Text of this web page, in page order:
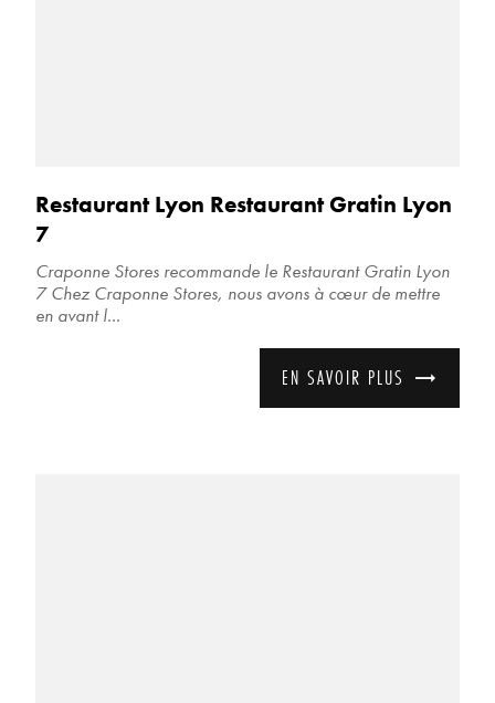
Restaurant Lyon Restaurant Gratin Lyon
7
Craponne Stores recommande le Restaurant Gratin Lyon
7 Chez Craponne Stores, nous avons à cœur de mettre
en avant l...
EN SAVOIR PLUS